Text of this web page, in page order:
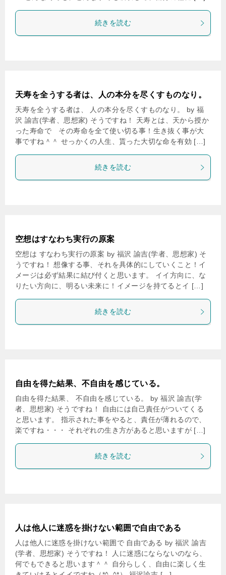
続きを読む
天寿を全うする者は、人の本分を尽くすものなり。
天寿を全うする者は、 人の本分を尽くすものなり。 by 福
沢 諭吉(学者、思想家) そうですね！ 天寿とは、天から授か
った寿命で その寿命を全て使い切る事！生き抜く事が大
事ですね＾＾ せっかくの人生、貰った大切な命を有効 […]
続きを読む
空想はすなわち実行の原案
空想は すなわち実行の原案 by 福沢 諭吉(学者、思想家) そ
うですね！ 想像する事、それを具体的にしていくこと！イ
メージは必ず結果に結び付くと思います。 イイ方向に、な
りたい方向に、明るい未来に！イメージを持てるとイ […]
続きを読む
自由を得た結果、不自由を感じている。
自由を得た結果、 不自由を感じている。 by 福沢 諭吉(学
者、思想家) そうですね！ 自由には自己責任がついてくる
と思います。 指示された事をやると、責任が薄れるので、
楽ですね・・・ それぞれの生き方があると思いますが […]
続きを読む
人は他人に迷惑を掛けない範囲で自由である
人は他人に迷惑を掛けない範囲で 自由である by 福沢 諭吉
(学者、思想家) そうですね！ 人に迷惑にならないのなら、
何でもできると思います＾＾ 自分らしく、自由に楽しく生